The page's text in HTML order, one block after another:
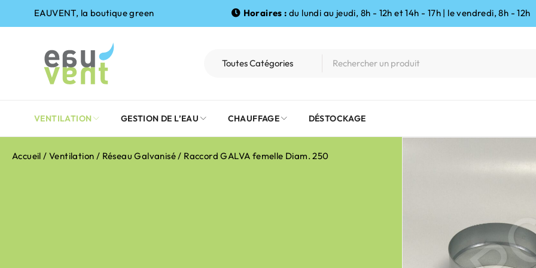
EAUVENT, la boutique green Horaires : du lundi au jeudi, 8h - 12h et 14h - 17h | le vendredi, 8h - 12h
VENTILATION GESTION DE L’EAU CHAUFFAGE DÉSTOCKAGE
Accueil /Ventilation / Réseau Galvanisé/ Raccord GALVA femelle Diam. 250